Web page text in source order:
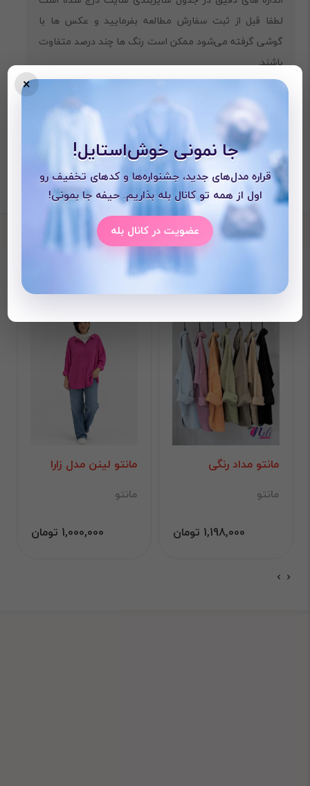
لطفا قبل از ثبت سفارش مطالعه بفرمایید و عکس ها با
گوشی گرفته می‌شود ممکن است رنگ ها چند درصد متفاوت
باشند.
محصولات دیده شده
مانتو مداد رنگی
مانتو
1,198,000 تومان
مانتو لینن مدل زارا
مانتو
1,000,000 تومان
×
جا نمونی خوش‌استایل!
قراره مدل‌های جدید، جشنواره‌ها و کدهای تخفیف رو
اول از همه تو کانال بله بذاریم. حیفه جا بمونی!
عضویت در کانال بله